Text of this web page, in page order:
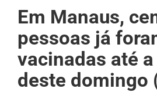
Em Manaus,
pessoas já
vacinadas até
deste domingo